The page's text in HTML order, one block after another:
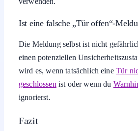
Ist eine falsche „Tür offen“-
Die Meldung selbst ist nicht
einen potenziellen
wird es, wenn tatsächlich eine Tür
geschlossen ist oder wenn du
ignorierst.
Fazit